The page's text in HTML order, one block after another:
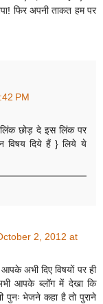
फिर अपनी ताकत हम पर
PM
छोड़ दे इस लिंक पर
विषय दिये हैं } लिये ये
2, 2012 at
अभी दिए विषयों पर ही
आपके ब्लॉग में देखा कि
भेजने कहा है तो पुराने